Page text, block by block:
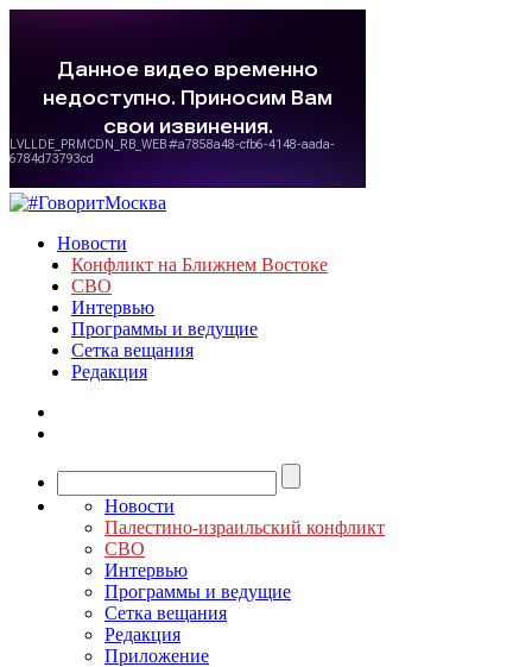
Новости
Конфликт на Ближнем Востоке
СВО
Интервью
Программы и ведущие
Сетка вещания
Редакция
Новости
Палестино-израильский конфликт
СВО
Интервью
Программы и ведущие
Сетка вещания
Редакция
Приложение